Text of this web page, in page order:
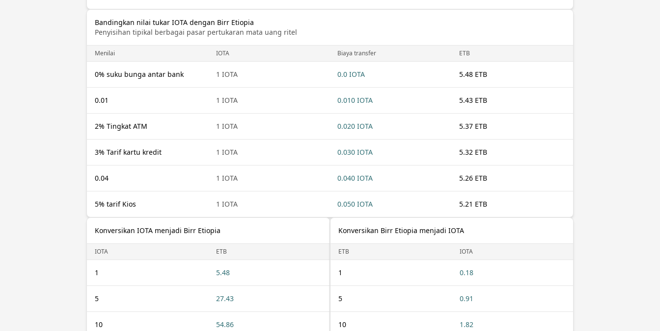
Bandingkan nilai tukar IOTA dengan Birr Etiopia
Penyisihan tipikal berbagai pasar pertukaran mata uang ritel
Menilai IOTA Biaya transfer ETB
0% suku bunga antar bank 1 IOTA 0.0 IOTA 5.48 ETB
0.01 1 IOTA 0.010 IOTA 5.43 ETB
2% Tingkat ATM 1 IOTA 0.020 IOTA 5.37 ETB
3% Tarif kartu kredit 1 IOTA 0.030 IOTA 5.32 ETB
0.04 1 IOTA 0.040 IOTA 5.26 ETB
5% tarif Kios 1 IOTA 0.050 IOTA 5.21 ETB
Konversikan IOTA menjadi Birr Etiopia
IOTA ETB
1 5.48
5 27.43
10 54.86
Konversikan Birr Etiopia menjadi IOTA
ETB IOTA
1 0.18
5 0.91
10 1.82